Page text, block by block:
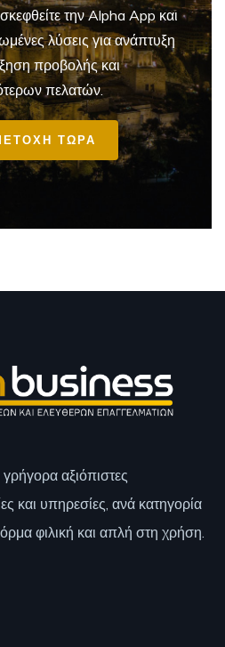
την Alpha App και
λύσεις για ανάπτυξη
προβολής και
πελατών.
ΤΩΡΑ
αξιόπιστες
και υπηρεσίες, ανά κατηγορία
φιλική και απλή στη χρήση.